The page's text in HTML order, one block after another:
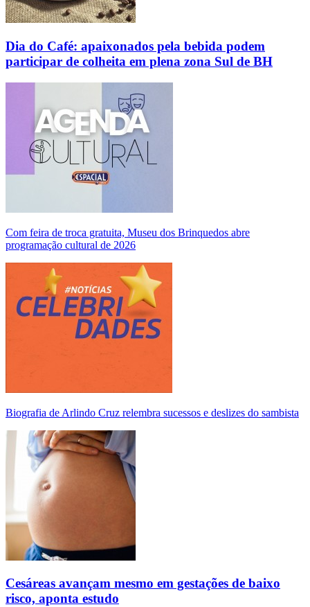
Dia do Café: apaixonados pela bebida podem
participar de colheita em plena zona Sul de BH
Com feira de troca gratuita, Museu dos Brinquedos abre
programação cultural de 2026
Biografia de Arlindo Cruz relembra sucessos e deslizes do sambista
Cesáreas avançam mesmo em gestações de baixo
risco, aponta estudo